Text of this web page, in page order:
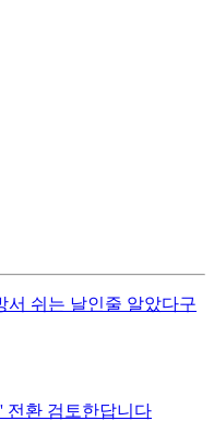
서 쉬는 날인줄 알았다구
전환 검토한답니다